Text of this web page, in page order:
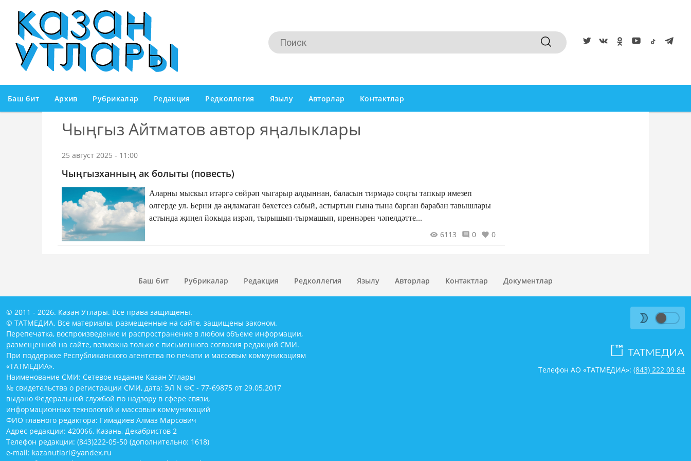
Баш бит Архив Рубрикалар Редакция Редколлегия Язылу Авторлар Контактлар
Чыңгыз Айтматов автор яңалыклары
25 август 2025 - 11:00
Чыңгызханның ак болыты (повесть)
Аларны мыскыл итәргә сөйрәп чыгарыр алдыннан, баласын тирмәдә соңгы тапкыр имезеп
өлгерде ул. Берни дә аңламаган бәхетсез сабый, астыртын гына тына барган барабан тавышлары
астында җиңел йокыда изрәп, тырышып-тырмашып, иреннәрен чәпелдәтте...
6113 0 0
Баш бит Рубрикалар Редакция Редколлегия Язылу Авторлар Контактлар Документлар
© 2011 - 2026. Казан Утлары. Все права защищены.
© ТАТМЕДИА. Все материалы, размещенные на сайте, защищены законом.
Перепечатка, воспроизведение и распространение в любом объеме информации,
размещенной на сайте, возможна только с письменного согласия редакций СМИ.
При поддержке Республиканского агентства по печати и массовым коммуникациям
«ТАТМЕДИА».
Наименование СМИ: Сетевое издание Казан Утлары
№ свидетельства о регистрации СМИ, дата: ЭЛ N ФС - 77-69875 от 29.05.2017
выдано Федеральной службой по надзору в сфере связи,
информационных технологий и массовых коммуникаций
ФИО главного редактора: Гимадиев Алмаз Марсович
Адрес редакции: 420066, Казань, Декабристов 2
Телефон редакции: (843)222-05-50 (дополнительно: 1618)
e-mail: kazanutlari@yandex.ru
Телефон АО «ТАТМЕДИА»: (843) 222 09 84